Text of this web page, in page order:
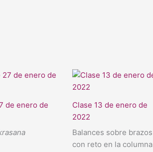
de enero de
Clase 13 de enero de
2022
Balances sobre brazos
con reto en la columna